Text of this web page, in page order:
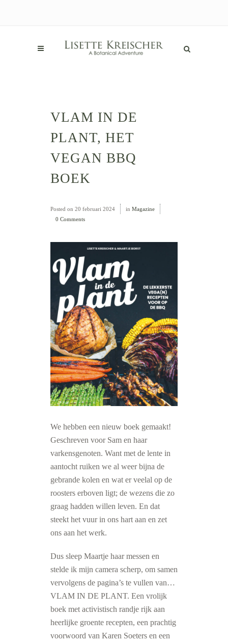
VLAM IN DE
PLANT, HET
VEGAN BBQ
BOEK
Posted on 20 februari 2024 in Magazine
0 Comments
We hebben een nieuw boek gemaakt!
Geschreven voor Sam en haar
varkensgenoten. Want met de lente in
aantocht ruiken we al weer bijna de
gebrande kolen en wat er veelal op de
roosters erboven ligt; de wezens die zo
graag hadden willen leven. En dat
steekt het vuur in ons hart aan en zet
ons aan het werk.
Dus sleep Maartje haar messen en
stelde ik mijn camera scherp, om samen
vervolgens de pagina’s te vullen van…
VLAM IN DE PLANT. Een vrolijk
boek met activistisch randje rijk aan
heerlijke groente recepten, een prachtig
voorwoord van Karen Soeters en een